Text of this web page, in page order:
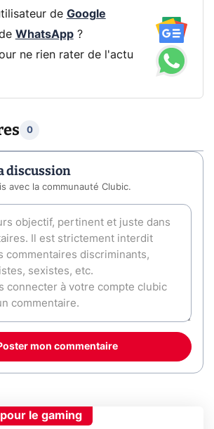
de Google
WhatsApp?
ne rien rater de l'actu
0
discussion
avec la communauté Clubic.
mon commentaire
le gaming